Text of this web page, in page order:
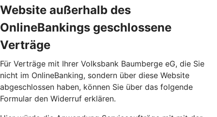
Website außerhalb des
OnlineBankings geschlossene
Verträge
Für Verträge mit Ihrer Volksbank Baumberge eG, die Sie
nicht im OnlineBanking, sondern über diese Website
abgeschlossen haben, können Sie über das folgende
Formular den Widerruf erklären.